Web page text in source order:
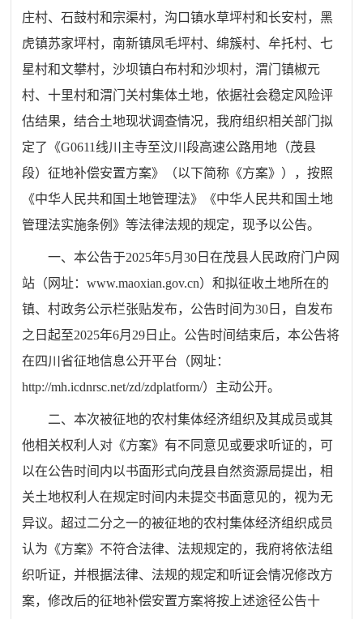
庄村、石鼓村和宗渠村，沟口镇水草坪村和长安村，黑
虎镇苏家坪村，南新镇凤毛坪村、绵簇村、牟托村、七
星村和文攀村，沙坝镇白布村和沙坝村，渭门镇椒元
村、十里村和渭门 关村集体土地，依据社会稳定风险评
估结果，结合土地现状调查情况，我府组织相关部门拟
定了 《G0611线川主寺至汶川段高速公路用地（茂县
段）征地补偿安置方案》（以下简称《方案》） ，按照
《中华人民共和国土地管理法》
《中华人民共和国土地
管理法实施条例》等法律法规的规定，现予以公告。
一、本公告于2025年5月30 日在茂县人民政府门户网
站 （ 网址：www.maoxian.gov.cn）和拟征收土地所在的
镇、村政务公示栏张贴发布， 公告时间 为30 日，自发布
之日起至2025年6月 29 日 止。 公告时间结束后，本公告将
在四川省征地信息公开平台 （ 网址：
http://mh.icdnrsc.net/zd/zdplatform/）主动公开。
二、本次被征地的农村集体经济组织及其成员或其
他相关权利人对《方案》有不同意见或要求听证的，可
以在公告时间内以书面形式向茂县自然资源局提出，相
关土地权利人在规定时间内未提交书面意见的，视为无
异议。超过二分之一的被征地的农村集体经济组织成员
认为《方案》不符合法律、法规规定的，我府将依法组
织听证，并根据法律、法规的规定和听证会情况修改方
案，修改后的征地补偿安置方案将按上述途径公告十